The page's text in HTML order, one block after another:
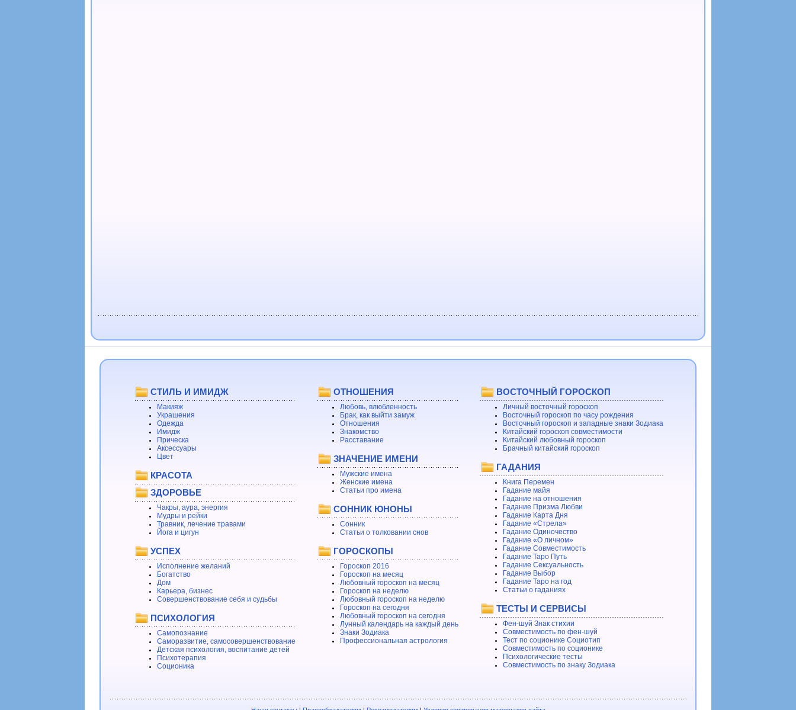
СТИЛЬ И ИМИДЖ
Макияж
Украшения
Одежда
Имидж
Прическа
Аксессуары
Цвет
КРАСОТА
ЗДОРОВЬЕ
Чакры, аура, энергия
Мудры и рейки
Травник, лечение травами
Йога и цигун
УСПЕХ
Исполнение желаний
Богатство
Дом
Карьера, бизнес
Совершенствование себя и судьбы
ПСИХОЛОГИЯ
Самопознание
Саморазвитие, самосовершенствование
Детская психология, воспитание детей
Психотерапия
Соционика
ОТНОШЕНИЯ
Любовь, влюбленность
Брак, как выйти замуж
Отношения
Знакомство
Расставание
ЗНАЧЕНИЕ ИМЕНИ
Мужские имена
Женские имена
Статьи про имена
СОННИК ЮНОНЫ
Сонник
Статьи о толковании снов
ГОРОСКОПЫ
Гороскоп 2016
Гороскоп на месяц
Любовный гороскоп на месяц
Гороскоп на неделю
Любовный гороскоп на неделю
Гороскоп на сегодня
Любовный гороскоп на сегодня
Лунный календарь на каждый день
Знаки Зодиака
Профессиональная астрология
ВОСТОЧНЫЙ ГОРОСКОП
Личный восточный гороскоп
Восточный гороскоп по часу рождения
Восточный гороскоп и западные знаки Зодиака
Китайский гороскоп совместимости
Китайский любовный гороскоп
Брачный китайский гороскоп
ГАДАНИЯ
Книга Перемен
Гадание майя
Гадание на отношения
Гадание Призма Любви
Гадание Карта Дня
Гадание «Стрела»
Гадание Одиночество
Гадание «О личном»
Гадание Совместимость
Гадание Таро Путь
Гадание Сексуальность
Гадание Выбор
Гадание Таро на год
Статьи о гаданиях
ТЕСТЫ И СЕРВИСЫ
Фен-шуй Знак стихии
Совместимость по фен-шуй
Тест по соционике Социотип
Совместимость по соционике
Психологические тесты
Совместимость по знаку Зодиака